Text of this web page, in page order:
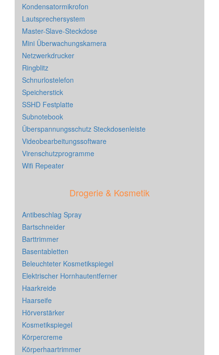
Kondensatormikrofon
Lautsprechersystem
Master-Slave-Steckdose
Mini Überwachungskamera
Netzwerkdrucker
Ringblitz
Schnurlostelefon
Speicherstick
SSHD Festplatte
Subnotebook
Überspannungsschutz Steckdosenleiste
Videobearbeitungssoftware
Virenschutzprogramme
Wifi Repeater
Drogerie & Kosmetik
Antibeschlag Spray
Bartschneider
Barttrimmer
Basentabletten
Beleuchteter Kosmetikspiegel
Elektrischer Hornhautentferner
Haarkreide
Haarseife
Hörverstärker
Kosmetikspiegel
Körpercreme
Körperhaartrimmer